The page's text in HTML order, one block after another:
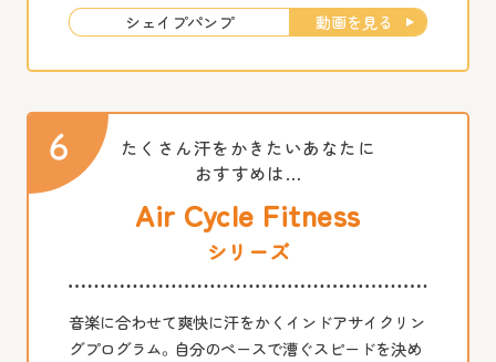
シェイプパンプ 動画を見る
たくさん汗をかきたいあなたに
おすすめは…
Air Cycle Fitness
シリーズ
音楽に合わせて爽快に汗をかくインドアサイクリン
グプログラム。自分のペースで漕ぐスピードを決め